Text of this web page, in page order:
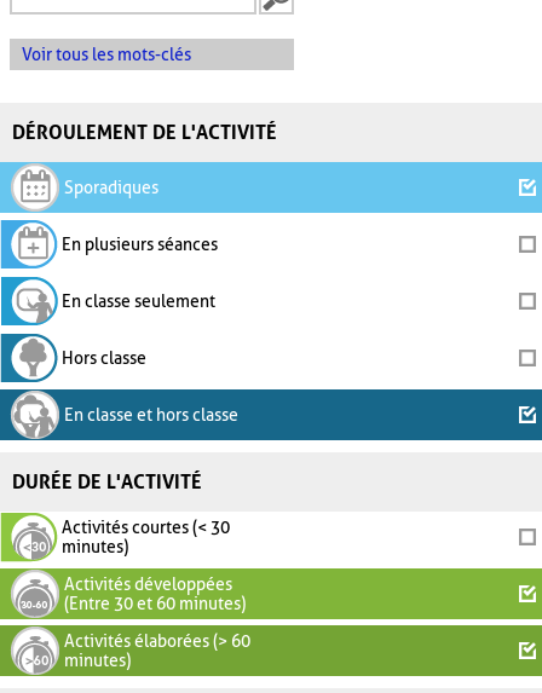
Voir tous les mots-clés
DÉROULEMENT DE L'ACTIVITÉ
Sporadiques
En plusieurs séances
En classe seulement
Hors classe
En classe et hors classe
DURÉE DE L'ACTIVITÉ
Activités courtes (< 30
minutes)
Activités développées
(Entre 30 et 60 minutes)
Activités élaborées (> 60
minutes)